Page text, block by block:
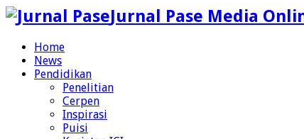
Jurnal Pase Media
Home
News
Pendidikan
Penelitian
Cerpen
Inspirasi
Puisi